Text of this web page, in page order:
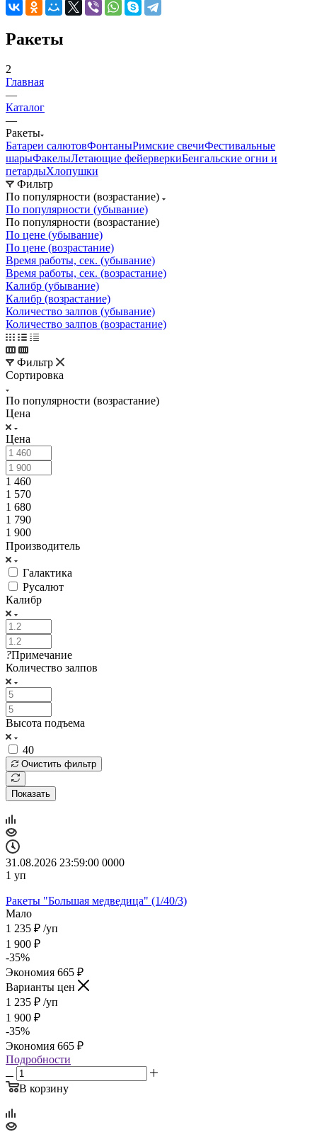
Ракеты
2
Главная
—
Каталог
—
Ракеты
Батареи салютовФонтаныРимские свечиФестивальные
шарыФакелыЛетающие фейерверкиБенгальские огни и
петардыХлопушки
Фильтр
По популярности (возрастание)
По популярности (убывание)
По популярности (возрастание)
По цене (убывание)
По цене (возрастание)
Время работы, сек. (убывание)
Время работы, сек. (возрастание)
Калибр (убывание)
Калибр (возрастание)
Количество залпов (убывание)
Количество залпов (возрастание)
Фильтр
Сортировка
По популярности (возрастание)
Цена
Цена
1 460
1 570
1 680
1 790
1 900
Производитель
Галактика
Русалют
Калибр
?Примечание
Количество залпов
Высота подъема
40
Очистить фильтр
Показать
31.08.2026 23:59:00 0000
1 уп
Ракеты "Большая медведица" (1/40/3)
Мало
1 235 ₽ /уп
1 900 ₽
-35%
Экономия 665 ₽
Варианты цен
1 235 ₽ /уп
1 900 ₽
-35%
Экономия 665 ₽
Подробности
В корзину